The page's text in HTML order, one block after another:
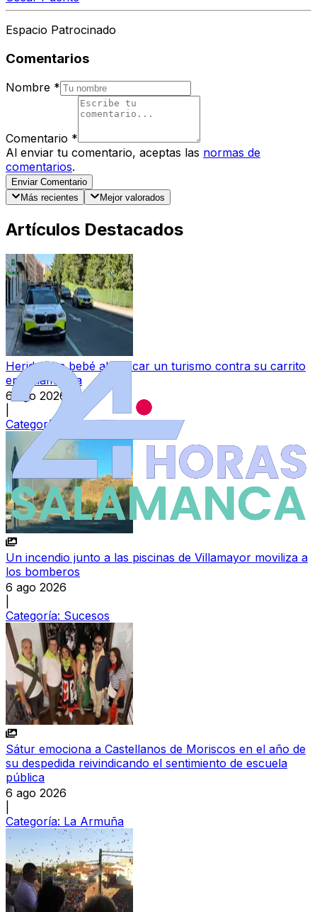
Espacio Patrocinado
Comentarios
Nombre *
Comentario *
Al enviar tu comentario, aceptas las normas de
comentarios.
Enviar Comentario
Más recientes
Mejor valorados
Artículos Destacados
Herida una bebé al chocar un turismo contra su carrito
en Salamanca
6 ago 2026
Categoría:
Sucesos
Un incendio junto a las piscinas de Villamayor moviliza a
los bomberos
6 ago 2026
Categoría: Sucesos
Sátur emociona a Castellanos de Moriscos en el año de
su despedida reivindicando el sentimiento de escuela
pública
6 ago 2026
Categoría: La Armuña